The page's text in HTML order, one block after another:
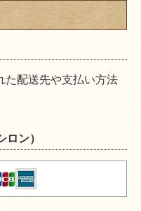
た配送先や支払い方法
ン）